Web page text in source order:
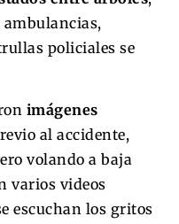
policiales se
imágenes
al accidente,
volando a baja
varios videos
escuchan los gritos